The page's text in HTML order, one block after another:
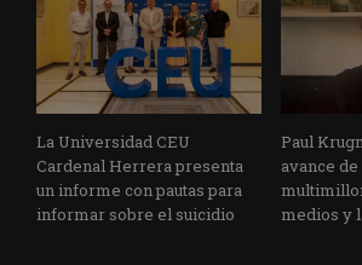
La Universidad CEU
Cardenal Herrera presenta
un informe con pautas para
informar sobre el suicidio
Paul
avance de
medios y